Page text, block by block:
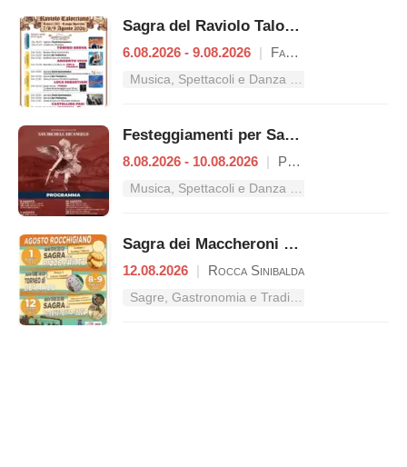
Sagra del Raviolo Talocciano
6.08.2026 - 9.08.2026 | Fara in Sabina
Musica, Spettacoli e Danza nel Lazio
Festeggiamenti per San Michele Arcangelo
8.08.2026 - 10.08.2026 | Petrella Salto
Musica, Spettacoli e Danza nel Lazio
Sagra dei Maccheroni a Fezze
12.08.2026 | Rocca Sinibalda
Sagre, Gastronomia e Tradizioni nel Lazio